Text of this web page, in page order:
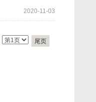
2020-11-03
尾页